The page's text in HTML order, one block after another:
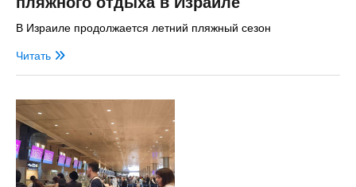
В Израиле продолжается летний пляжный сезон
Читать